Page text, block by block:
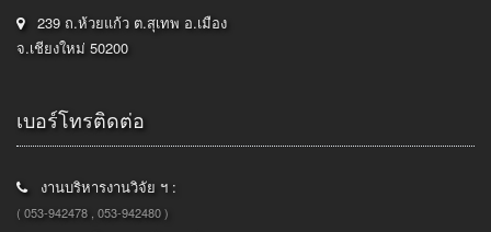
239 ถ.ห้วยแก้ว ต.สุเทพ อ.เมือง
จ.เชียงใหม่ 50200
เบอร์โทรติดต่อ
งานบริหารงานวิจัย ฯ :
( 053-942478 , 053-942480 )